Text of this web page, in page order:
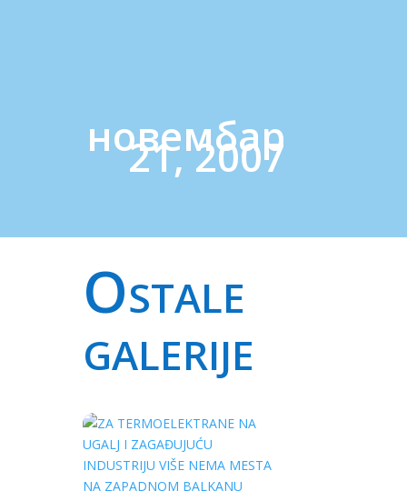
новембар
21, 2007
Ostale
galerije